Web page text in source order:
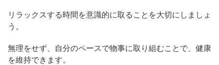
リラックスする時間を意識的に取ることを大切にしましょ
う。
無理をせず、自分のペースで物事に取り組むことで、健康
を維持できます。